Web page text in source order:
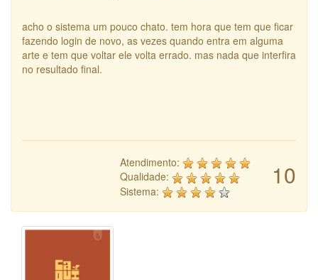
acho o sistema um pouco chato. tem hora que tem que ficar
fazendo login de novo, as vezes quando entra em alguma
arte e tem que voltar ele volta errado. mas nada que interfira
no resultado final.
10
Atendimento:
Qualidade:
Sistema: